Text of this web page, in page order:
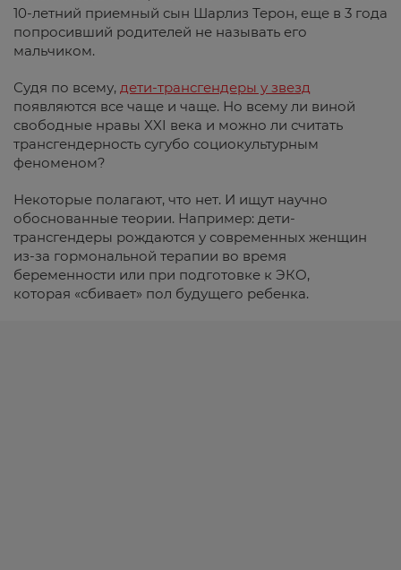
10-летний приемный сын Шарлиз Терон, еще в 3 года
попросивший родителей не называть его
мальчиком.
Судя по всему, дети-трансгендеры у звезд
появляются все чаще и чаще. Но всему ли виной
свободные нравы XXI века и можно ли считать
трансгендерность сугубо социокультурным
феноменом?
Некоторые полагают, что нет. И ищут научно
обоснованные теории. Например: дети-
трансгендеры рождаются у современных женщин
из-за гормональной терапии во время
беременности или при подготовке к ЭКО,
которая «сбивает» пол будущего ребенка.